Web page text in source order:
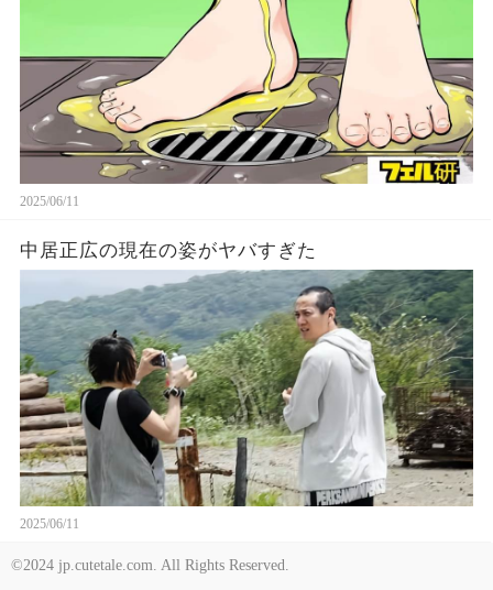
2025/06/11
中居正広の現在の姿がヤバすぎた
2025/06/11
©2024 jp.cutetale.com. All Rights Reserved.